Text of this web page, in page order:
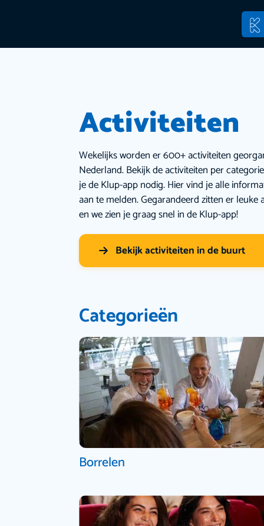
Activiteiten
Wekelijks worden er 600+ activiteiten
Nederland. Bekijk de activiteiten per
je de Klup-app nodig. Hier vind je alle
aan te melden. Gegarandeerd zitten er
en we zien je graag snel in de Klup-app!
Bekijk activiteiten in de buurt
Categorieën
Borrelen